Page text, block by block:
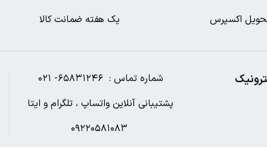
اکسپرس یک هفته ضمانت کالا
شماره تماس : ۶۵۸۳۱۲۴۶- ۰۲۱
پشتیبانی آنلاین واتساپ ، تلگرام و ایتا